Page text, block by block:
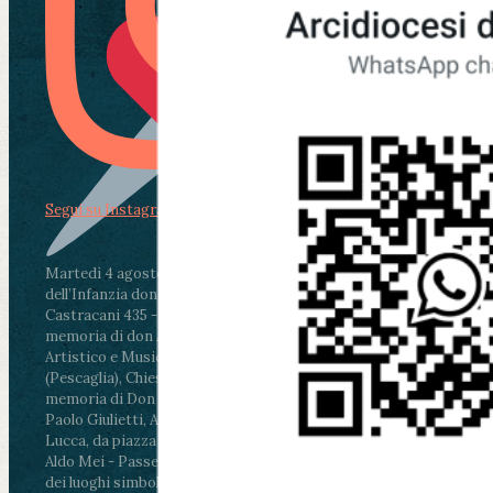
Martedì 4 agosto2026
ore 11:30 - Lucca, Scuola
dell’Infanzia don Aldo Mei - Viale Castruccio
Castracani 435 - Inaugurazione murales in
memoria di don Aldo Mei curato dal Liceo
Artistico e Musicale “Passaglia”
ore 18 - Fiano
(Pescaglia), Chiesa parrocchiale - Messa in
memoria di Don Aldo Mei celebrata da mons.
Paolo Giulietti, Arcivescovo di Lucca
ore 20.30 -
Lucca, da piazza San Michele al Cippo di don
Aldo Mei - Passeggiata della Memoria in alcuni
dei luoghi simbolo della città. Ritrovo alle ore
Segui su Instagram